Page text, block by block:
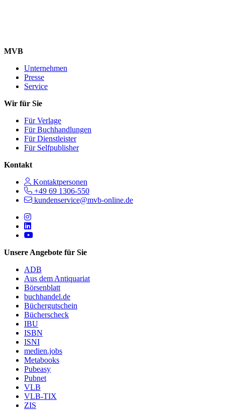
MVB
Unternehmen
Presse
Service
Wir für Sie
Für Verlage
Für Buchhandlungen
Für Dienstleister
Für Selfpublisher
Kontakt
Kontaktpersonen
+49 69 1306-550
kundenservice@mvb-online.de
Follow us on https://www.instagram.com/lifeatmvb/
Follow us on https://www.linkedin.com/company/mvbbooks
Follow us on https://www.youtube.com/@mvbbooks
Unsere Angebote für Sie
ADB
Aus dem Antiquariat
Börsenblatt
buchhandel.de
Büchergutschein
Bücherscheck
IBU
ISBN
ISNI
medien.jobs
Metabooks
Pubeasy
Pubnet
VLB
VLB-TIX
ZIS